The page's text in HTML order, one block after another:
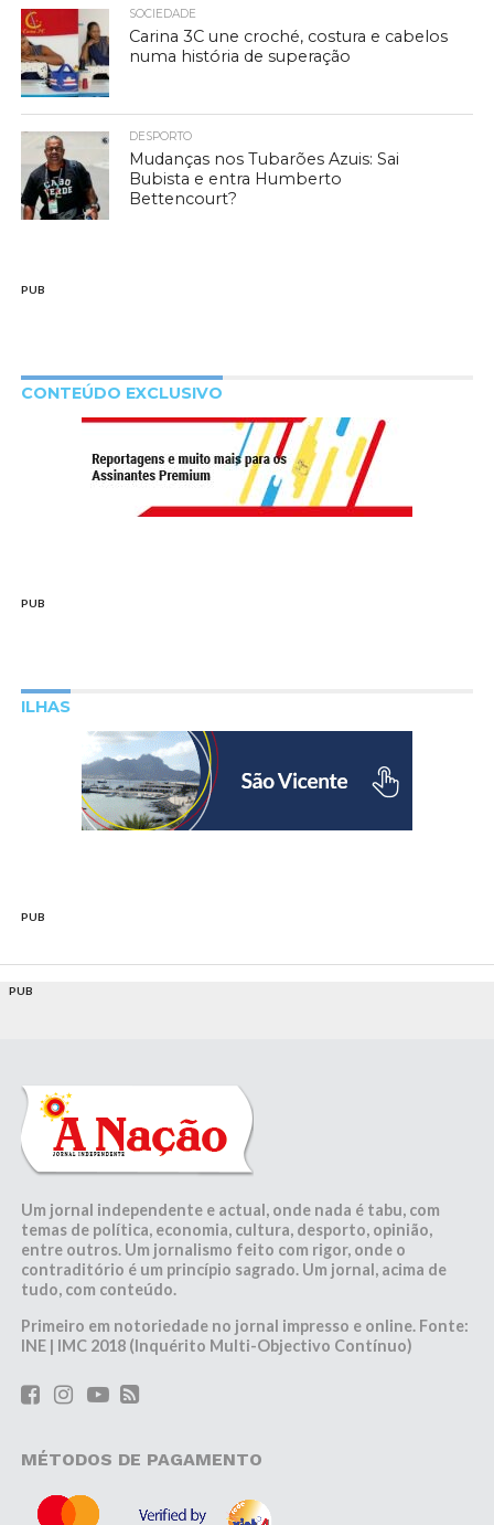
SOCIEDADE
Carina 3C une croché, costura e cabelos
numa história de superação
DESPORTO
Mudanças nos Tubarões Azuis: Sai
Bubista e entra Humberto
Bettencourt?
PUB
CONTEÚDO EXCLUSIVO
PUB
ILHAS
PUB
PUB
Um jornal independente e actual, onde nada é tabu, com
temas de política, economia, cultura, desporto, opinião,
entre outros. Um jornalismo feito com rigor, onde o
contraditório é um princípio sagrado. Um jornal, acima de
tudo, com conteúdo.
Primeiro em notoriedade no jornal impresso e online. Fonte:
INE | IMC 2018 (Inquérito Multi-Objectivo Contínuo)
MÉTODOS DE PAGAMENTO